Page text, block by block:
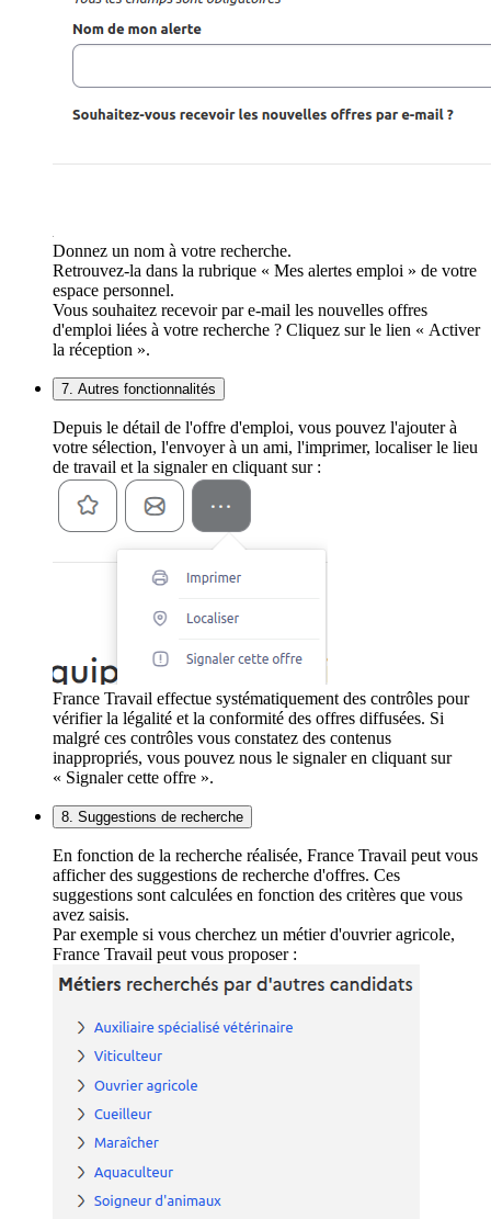
Donnez un nom à votre recherche.
Retrouvez-la dans la rubrique « Mes alertes emploi » de votre
espace personnel.
Vous souhaitez recevoir par e-mail les nouvelles offres
d'emploi liées à votre recherche ? Cliquez sur le lien « Activer
la réception ».
7. Autres fonctionnalités
Depuis le détail de l'offre d'emploi, vous pouvez l'ajouter à
votre sélection, l'envoyer à un ami, l'imprimer, localiser le lieu
de travail et la signaler en cliquant sur :
France Travail effectue systématiquement des contrôles pour
vérifier la légalité et la conformité des offres diffusées. Si
malgré ces contrôles vous constatez des contenus
inappropriés, vous pouvez nous le signaler en cliquant sur
« Signaler cette offre ».
8. Suggestions de recherche
En fonction de la recherche réalisée, France Travail peut vous
afficher des suggestions de recherche d'offres. Ces
suggestions sont calculées en fonction des critères que vous
avez saisis.
Par exemple si vous cherchez un métier d'ouvrier agricole,
France Travail peut vous proposer :